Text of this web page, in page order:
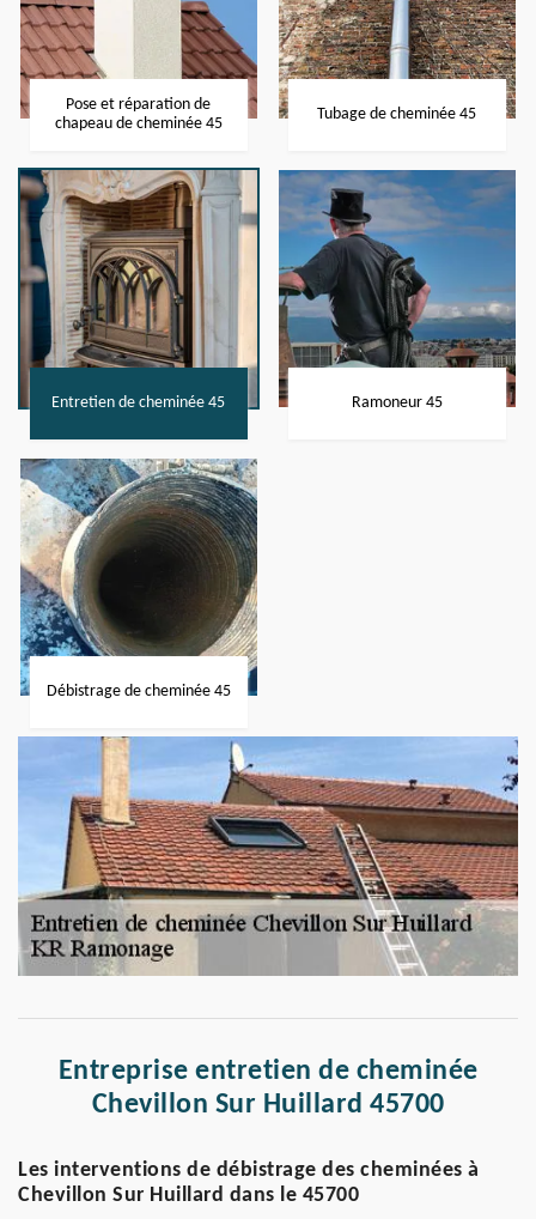
Pose et réparation de
chapeau de cheminée 45
Tubage de cheminée 45
Entretien de cheminée 45 Ramoneur 45
Débistrage de cheminée 45
Entreprise entretien de cheminée
Chevillon Sur Huillard 45700
Les interventions de débistrage des cheminées à
Chevillon Sur Huillard dans le 45700